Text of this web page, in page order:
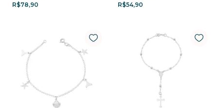
R$78,90
R$54,90